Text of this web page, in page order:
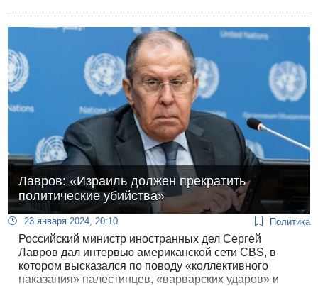
человеческого контроля, ЦАХАЛ считает слежение
за экранами «женской» работой, но девушки-
призывницы отказываются служить дозорными - и
после 7 октября у них появились для этого еще
более веские основания.
Лавров: «Израиль должен прекратить
политические убийства»
23 января 2024, 20:10 Политика
Российский министр иностранных дел Сергей
Лавров дал интервью американской сети CBS, в
котором высказался по поводу «коллективного
наказания» палестинцев, «варварских ударов» и